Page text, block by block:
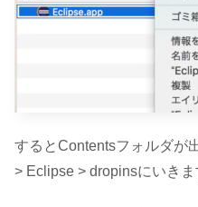
するとContentsフォルダが
> Eclipse > dropinsにいきま